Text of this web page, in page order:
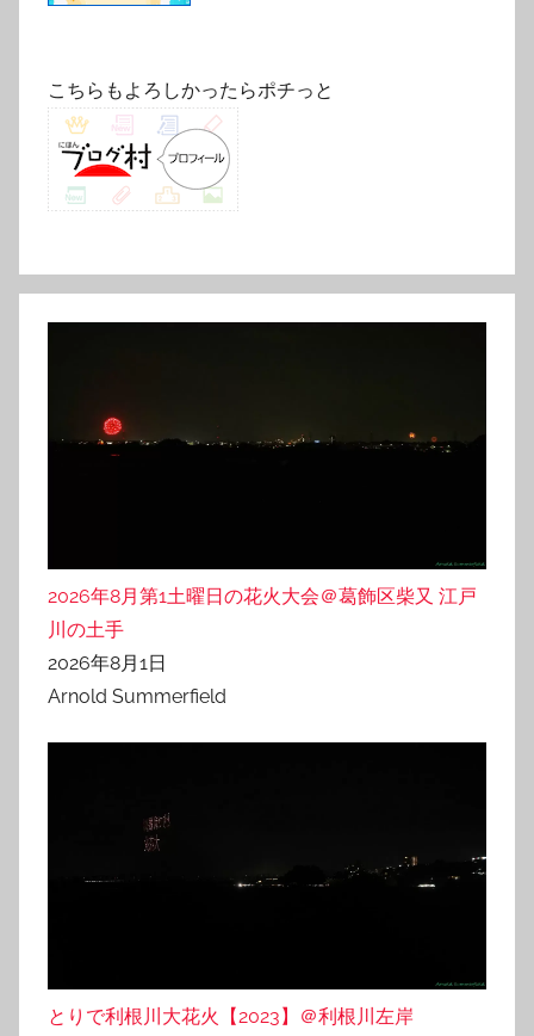
こちらもよろしかったらポチっと
2026年8月第1土曜日の花火大会＠葛飾区柴又 江戸
川の土手
2026年8月1日
Arnold Summerfield
とりで利根川大花火【2023】＠利根川左岸